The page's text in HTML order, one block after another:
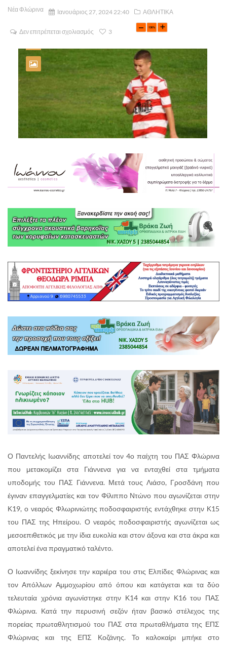
Νέα Φλώρινα Ιανουάριος 27, 2024 22:40 ΑΘΛΗΤΙΚΑ
Δεν επιτρέπεται σχολιασμός 3
Ο Παντελής Ιωαννίδης αποτελεί τον 4ο παίχτη του ΠΑΣ Φλώρινα
που μετακομίζει στα Γιάννενα για να ενταχθεί στα τμήματα
υποδομής του ΠΑΣ Γιάννενα. Μετά τους Λιάσο, Γροσδάνη που
έγιναν επαγγελματίες και τον Φίλιππο Ντώνο που αγωνίζεται στην
Κ19, ο νεαρός Φλωρινιώτης ποδοσφαιριστής εντάχθηκε στην Κ15
του ΠΑΣ της Ηπείρου. Ο νεαρός ποδοσφαιριστής αγωνίζεται ως
μεσοεπιθετικός με την ίδια ευκολία και στον άξονα και στα άκρα και
αποτελεί ένα πραγματικό ταλέντο.
Ο Ιωαννίδης ξεκίνησε την καριέρα του στις Ελπίδες Φλώρινας και
τον Απόλλων Αμμοχωρίου από όπου και κατάγεται και τα δύο
τελευταία χρόνια αγωνίστηκε στην Κ14 και στην Κ16 του ΠΑΣ
Φλώρινα. Κατά την περυσινή σεζόν ήταν βασικό στέλεχος της
πορείας πρωταθλητισμού του ΠΑΣ στα πρωταθλήματα της ΕΠΣ
Φλώρινας και της ΕΠΣ Κοζάνης. Το καλοκαίρι μπήκε στο